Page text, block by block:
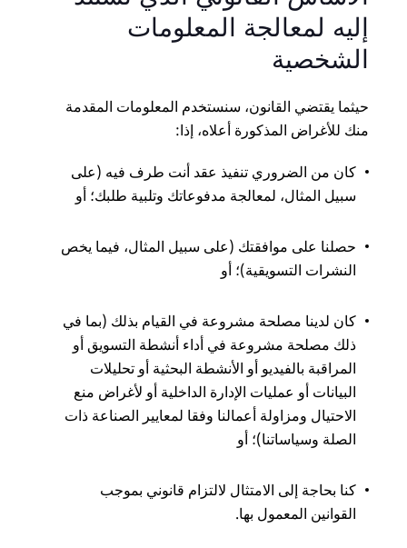
إليه لمعالجة المعلومات
الشخصية
حيثما يقتضي القانون، سنستخدم المعلومات المقدمة
منك للأغراض المذكورة أعلاه، إذا:
كان من الضروري تنفيذ عقد أنت طرف فيه (على
سبيل المثال، لمعالجة مدفوعاتك وتلبية طلبك؛ أو
حصلنا على موافقتك (على سبيل المثال، فيما يخص
النشرات التسويقية)؛ أو
كان لدينا مصلحة مشروعة في القيام بذلك (بما في
ذلك مصلحة مشروعة في أداء أنشطة التسويق أو
المراقبة بالفيديو أو الأنشطة البحثية أو تحليلات
البيانات أو عمليات الإدارة الداخلية أو لأغراض منع
الاحتيال ومزاولة أعمالنا وفقا لمعايير الصناعة ذات
الصلة وسياساتنا)؛ أو
كنا بحاجة إلى الامتثال لالتزام قانوني بموجب
القوانين المعمول بها.